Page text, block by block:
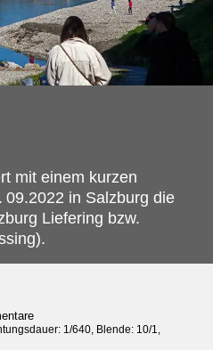
mit einem kurzen
09.2022 in Salzburg die
Liefering bzw.
1/640, Blende: 10/1,